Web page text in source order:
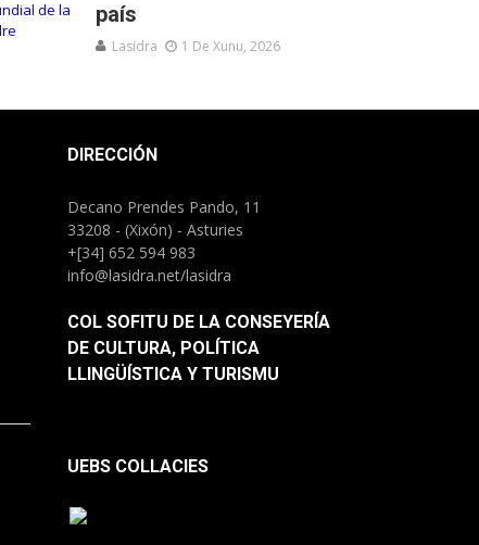
país
Lasidra 1 De Xunu, 2026
DIRECCIÓN
Decano Prendes Pando, 11
33208 - (Xixón) - Asturies
+[34] 652 594 983
info@lasidra.net/lasidra
COL SOFITU DE LA CONSEYERÍA
DE CULTURA, POLÍTICA
LLINGÜÍSTICA Y TURISMU
UEBS COLLACIES